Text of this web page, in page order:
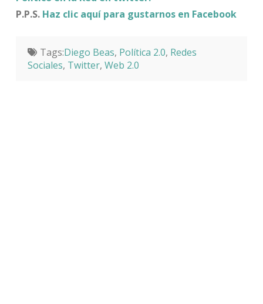
P.P.S. Haz clic aquí para gustarnos en Facebook
Tags:Diego Beas, Política 2.0, Redes
Sociales, Twitter, Web 2.0